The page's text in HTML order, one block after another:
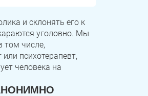
и склонять его к
уголовно. Мы
том числе,
психотерапевт,
человека на